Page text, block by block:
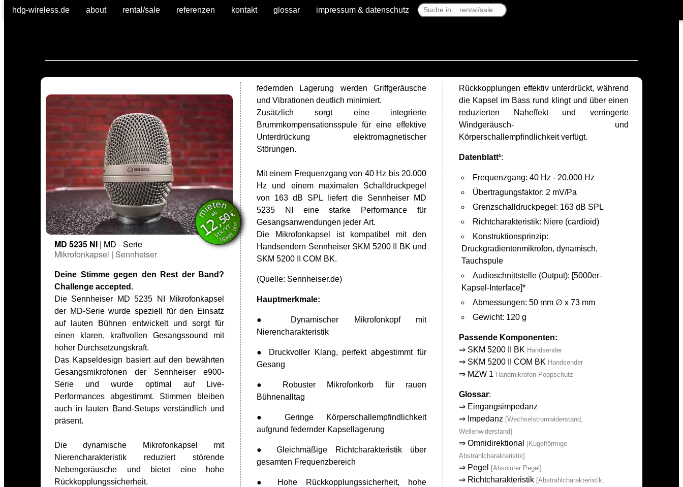
hdg-wireless.de about rental/sale referenzen kontakt glossar impressum & datenschutz
mieten
inkl. MwSt.
ab
12,50€
Stk/VT
MD 5235 NI | MD - Serie
Mikrofonkapsel | Sennheiser
Deine Stimme gegen den Rest der Band?
Challenge accepted.
Die Sennheiser MD 5235 NI Mikrofonkapsel
der MD-Serie wurde speziell für den Einsatz
auf lauten Bühnen entwickelt und sorgt für
einen klaren, kraftvollen Gesangssound mit
hoher Durchsetzungskraft.
Das Kapseldesign basiert auf den bewährten
Gesangsmikrofonen der Sennheiser e900-
Serie und wurde optimal auf Live-
Performances abgestimmt. Stimmen bleiben
auch in lauten Band-Setups verständlich und
präsent.
Die dynamische Mikrofonkapsel mit
Nierencharakteristik reduziert störende
Nebengeräusche und bietet eine hohe
Rückkopplungssicherheit.
federnden Lagerung werden Griffgeräusche
und Vibrationen deutlich minimiert.
Zusätzlich sorgt eine integrierte
Brummkompensationsspule für eine effektive
Unterdrückung elektromagnetischer
Störungen.
Mit einem Frequenzgang von 40 Hz bis 20.000
Hz und einem maximalen Schalldruckpegel
von 163 dB SPL liefert die Sennheiser MD
5235 NI eine starke Performance für
Gesangsanwendungen jeder Art.
Die Mikrofonkapsel ist kompatibel mit den
Handsendern Sennheiser SKM 5200 II BK und
SKM 5200 II COM BK.
(Quelle: Sennheiser.de)
Hauptmerkmale:
● Dynamischer Mikrofonkopf mit
Nierencharakteristik
● Druckvoller Klang, perfekt abgestimmt für
Gesang
● Robuster Mikrofonkorb für rauen
Bühnenalltag
● Geringe Körperschallempfindlichkeit
aufgrund federnder Kapsellagerung
● Gleichmäßige Richtcharakteristik über
gesamten Frequenzbereich
● Hohe Rückkopplungssicherheit, hohe
Rückkopplungen effektiv unterdrückt, während
die Kapsel im Bass rund klingt und über einen
reduzierten Naheffekt und verringerte
Windgeräusch- und
Körperschallempfindlichkeit verfügt.
Datenblatt¹:
Frequenzgang: 40 Hz - 20.000 Hz
Übertragungsfaktor: 2 mV/Pa
Grenzschalldruckpegel: 163 dB SPL
Richtcharakteristik: Niere (cardioid)
Konstruktionsprinzip:
Druckgradientenmikrofon, dynamisch,
Tauchspule
Audioschnittstelle (Output): [5000er-
Kapsel-Interface]*
Abmessungen: 50 mm ∅ x 73 mm
Gewicht: 120 g
Passende Komponenten:
⇒ SKM 5200 II BK Handsender
⇒ SKM 5200 II COM BK Handsender
⇒ MZW 1 Handmikrofon-Poppschutz
Glossar:
⇒ Eingangsimpedanz
⇒ Impedanz [Wechselstromwiderstand,
Wellenwiderstand]
⇒ Omnidirektional
[Kugelförmige
Abstrahlcharakteristik]
⇒ Pegel [Absoluter Pegel]
⇒ Richtcharakteristik [Abstrahlcharakteristik,